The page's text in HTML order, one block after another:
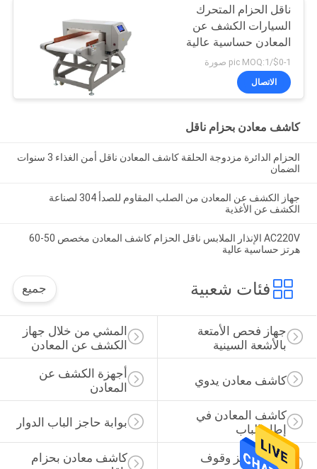
ناقل الحزام المتحرك
السيارات الكشف عن
المعادن حساسية عالية
للصناعة الغذائية /
البسكويت / وجبات خفيفة
$0-1/pic MOQ:1 صورة
الاتصال
كاشف معادن بحزام ناقل
الحزام الدائرة مزدوجة الحلقة كاشف المعادن ناقل أمن الغذاء 3 سنوات
الضمان
جهاز الكشف عن المعادن من الصلب المقاوم للصدأ 304 لصناعة
الكشف عن الأغذية
AC220V الإنذار الملابس ناقل الحزام كاشف المعادن مخصص 50-60
هرتز حساسية عالية
فئات شعبية جميع
المشي من خلال جهاز
الكشف عن المعادن
جهاز فحص الأمتعة
بالأشعة السينية
أجهزة الكشف عن
المعادن
كاشف معادن يدوي
بوابة حاجز الباب الدوار
كاشف المعادن في
إطار الباب
كاشف معادن بحزام
نظام حاجز وقوف